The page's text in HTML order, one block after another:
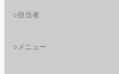
○担当者
○メニュー